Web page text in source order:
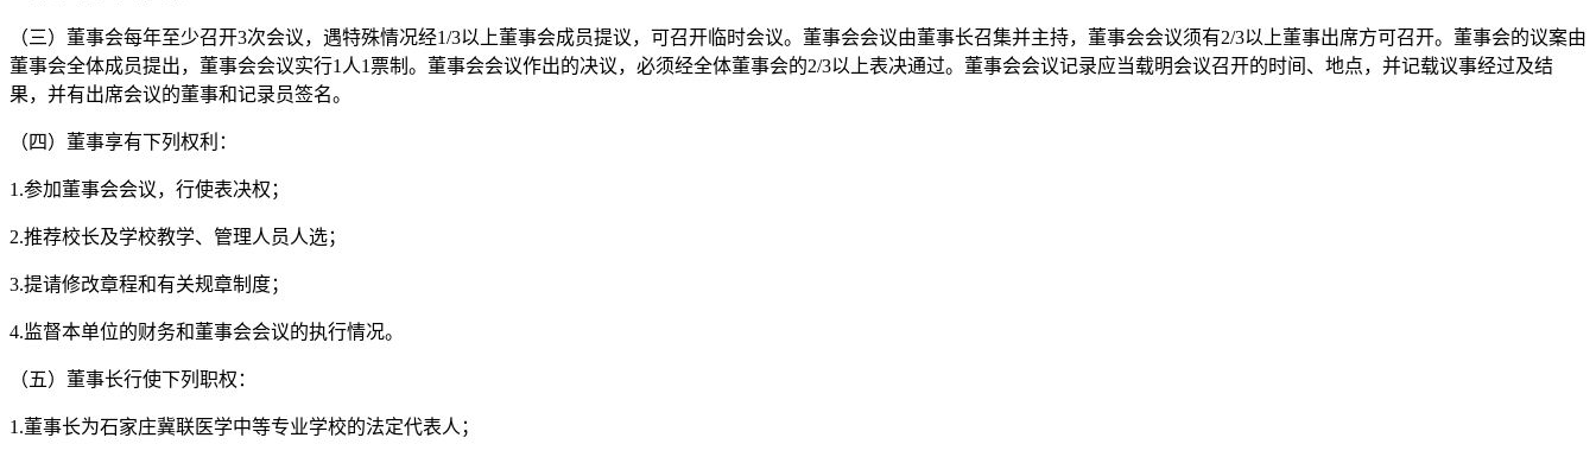
（三）董事会每年至少召开3次会议，遇特殊情况经1/3以上董事会成员提议，可召开临时会议。董事会会议由董事长召集并主持，董事会会议须有2/3以上董事出席方可召开。董事会的议案由
董事会全体成员提出，董事会会议实行1人1票制。董事会会议作出的决议，必须经全体董事会的2/3以上表决通过。董事会会议记录应当载明会议召开的时间、地点，并记载议事经过及结
果，并有出席会议的董事和记录员签名。
（四）董事享有下列权利：
1.参加董事会会议，行使表决权；
2.推荐校长及学校教学、管理人员人选；
3.提请修改章程和有关规章制度；
4.监督本单位的财务和董事会会议的执行情况。
（五）董事长行使下列职权：
1.董事长为石家庄冀联医学中等专业学校的法定代表人；